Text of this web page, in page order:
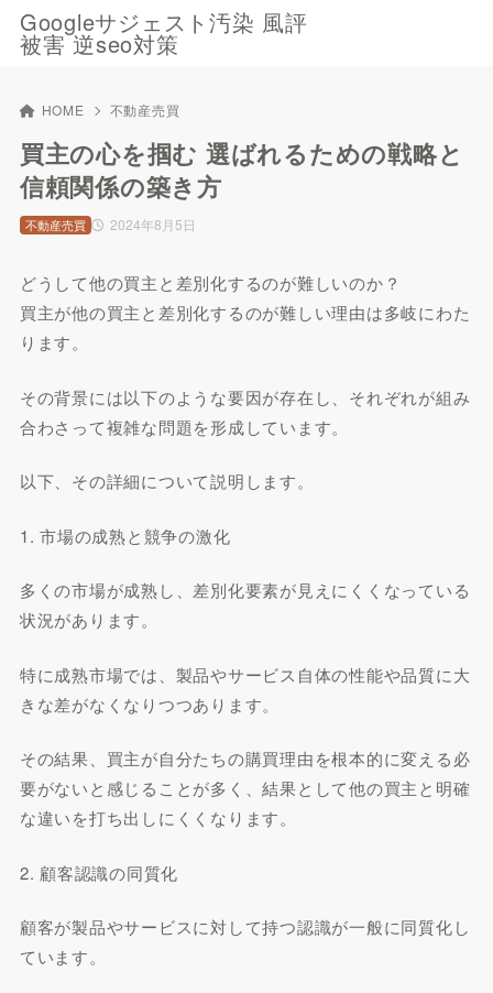
Googleサジェスト汚染 風評
被害 逆seo対策
HOME 不動産売買
買主の心を掴む 選ばれるための戦略と
信頼関係の築き方
2024年8月5日
不動産売買
どうして他の買主と差別化するのが難しいのか？
買主が他の買主と差別化するのが難しい理由は多岐にわた
ります。
その背景には以下のような要因が存在し、それぞれが組み
合わさって複雑な問題を形成しています。
以下、その詳細について説明します。
1. 市場の成熟と競争の激化
多くの市場が成熟し、差別化要素が見えにくくなっている
状況があります。
特に成熟市場では、製品やサービス自体の性能や品質に大
きな差がなくなりつつあります。
その結果、買主が自分たちの購買理由を根本的に変える必
要がないと感じることが多く、結果として他の買主と明確
な違いを打ち出しにくくなります。
2. 顧客認識の同質化
顧客が製品やサービスに対して持つ認識が一般に同質化し
ています。